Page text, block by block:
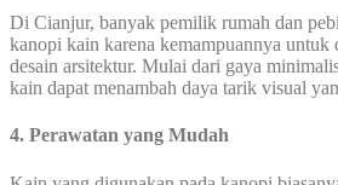
Di Cianjur, banyak pemilik rumah dan
kanopi kain karena kemampuannya untuk
desain arsitektur. Mulai dari gaya
kain dapat menambah daya tarik visual
4. Perawatan yang Mudah